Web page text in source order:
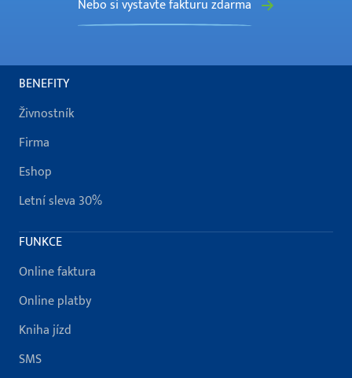
Nebo si vystavte fakturu zdarma
BENEFITY
Živnostník
Firma
Eshop
Letní sleva 30%
FUNKCE
Online faktura
Online platby
Kniha jízd
SMS